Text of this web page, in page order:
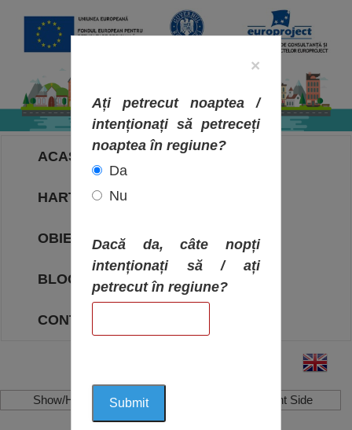
ACASA
HARTA OBIECTIVELOR
OBIECTIVE
BLOG
CONTACT
Show/Hide Left Side Show/Hide Right Side
×
Ați petrecut noaptea /
intenționați să petreceți
noaptea în regiune?
Da
Nu
Dacă da, câte nopți
intenționați să / ați
petrecut în regiune?